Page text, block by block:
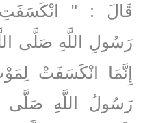
قَالَ : "
رَسُولِ اللَّهِ صَلَّى
إِنَّمَا انْكَسَفَتْ
رَسُولُ اللَّهِ صَلَّى